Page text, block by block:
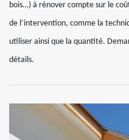
bois…) à rénover compte sur le
de l’intervention, comme la
utiliser ainsi que la quantité.
détails.